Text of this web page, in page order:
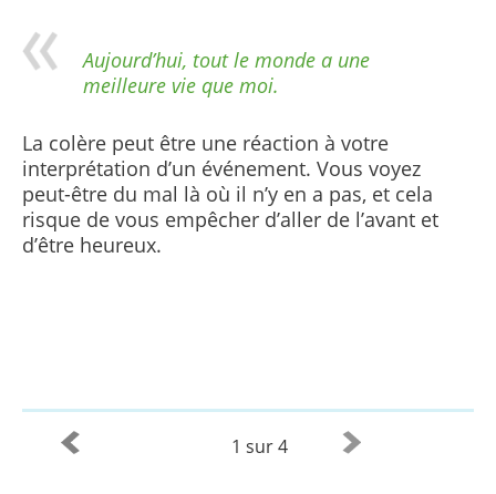
Aujourd’hui, tout le monde a une
meilleure vie que moi.
La colère peut être une réaction à votre
interprétation d’un événement. Vous voyez
peut-être du mal là où il n’y en a pas, et cela
risque de vous empêcher d’aller de l’avant et
d’être heureux.
1 sur 4